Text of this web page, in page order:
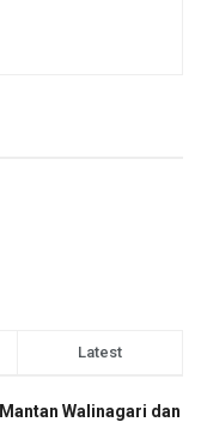
Latest
Walinagari dan